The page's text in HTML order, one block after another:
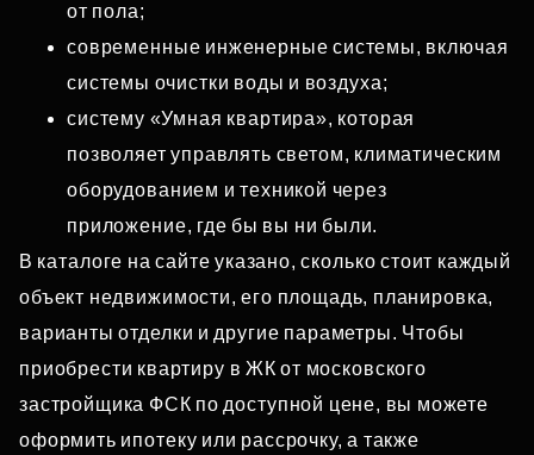
от пола;
современные инженерные системы, включая
системы очистки воды и воздуха;
систему «Умная квартира», которая
позволяет управлять светом, климатическим
оборудованием и техникой через
приложение, где бы вы ни были.
В каталоге на сайте указано, сколько стоит каждый
объект недвижимости, его площадь, планировка,
варианты отделки и другие параметры. Чтобы
приобрести квартиру в ЖК от московского
застройщика ФСК по доступной цене, вы можете
оформить ипотеку или рассрочку, а также